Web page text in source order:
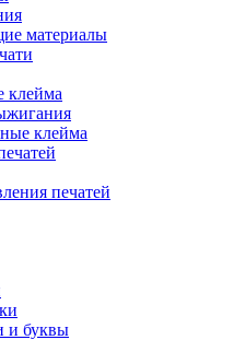
материалы
клейма
клейма
печатей
и буквы